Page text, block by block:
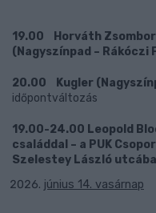
19.00 Horváth Zsombor
(Nagyszínpad – Rákóczi
20.00 Kugler
időpontváltozás
19.00-24.00 Leopold
családdal – a PUK
Szelestey László
június 14. vasárnap